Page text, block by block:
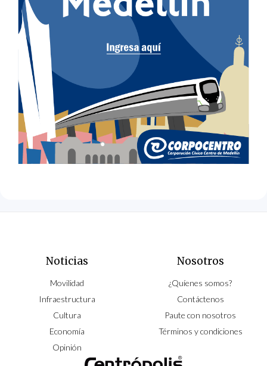
Noticias
Movilidad
Infraestructura
Cultura
Economía
Opinión
Nosotros
¿Quíenes somos?
Contáctenos
Paute con nosotros
Términos y condiciones